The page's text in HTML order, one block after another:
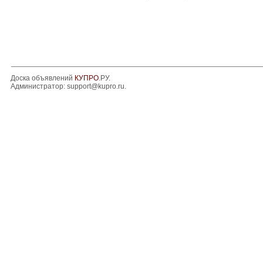
Доска объявлений КУПРО.РУ.
Администратор: support@kupro.ru.